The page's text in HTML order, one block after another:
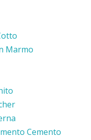
Marmo
Cemento